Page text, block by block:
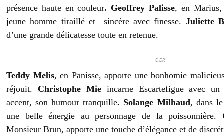
présence haute en couleur. Geoffrey Palisse, en Marius,
jeune homme tiraillé et sincère avec finesse. Juliette
d’une grande délicatesse toute en retenue.
© DR
Teddy Melis, en Panisse, apporte une bonhomie
réjouit. Christophe Mieincarne Escartefigue avec un
accent, son humour tranquille. Solange Milhaud, dans
une belle énergie au personnage de la poissonnière.
Monsieur Brun, apporte une touche d’élégance et de